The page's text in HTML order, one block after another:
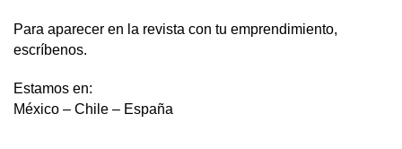
Para aparecer en la revista con tu emprendimiento,
escríbenos.
Estamos en:
México – Chile – España